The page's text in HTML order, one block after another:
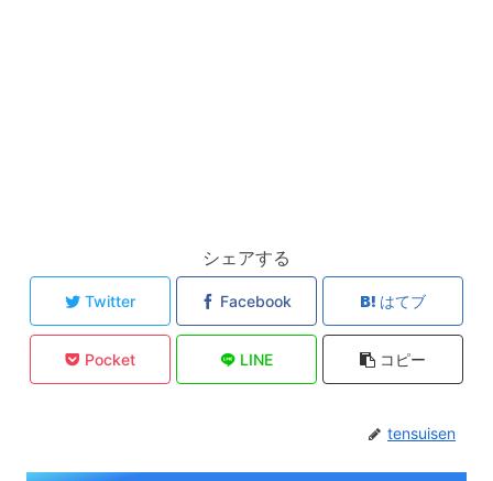
シェアする
Twitter Facebook はてブ
Pocket LINE コピー
tensuisen